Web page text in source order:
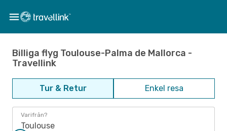
Billiga flyg Toulouse-Palma de Mallorca -
Travellink
Tur & Retur Enkel resa
Varifrån?
Toulouse